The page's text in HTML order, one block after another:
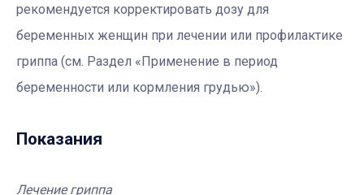
рекомендуется корректировать дозу для
беременных женщин при лечении или профилактике
гриппа (см. Раздел «Применение в период
беременности или кормления грудью»).
Показания
Лечение гриппа